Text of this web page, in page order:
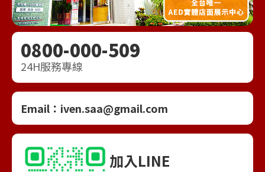
0800-000-509
24H服務專線
Email： iven.saa@gmail.com
加入LINE